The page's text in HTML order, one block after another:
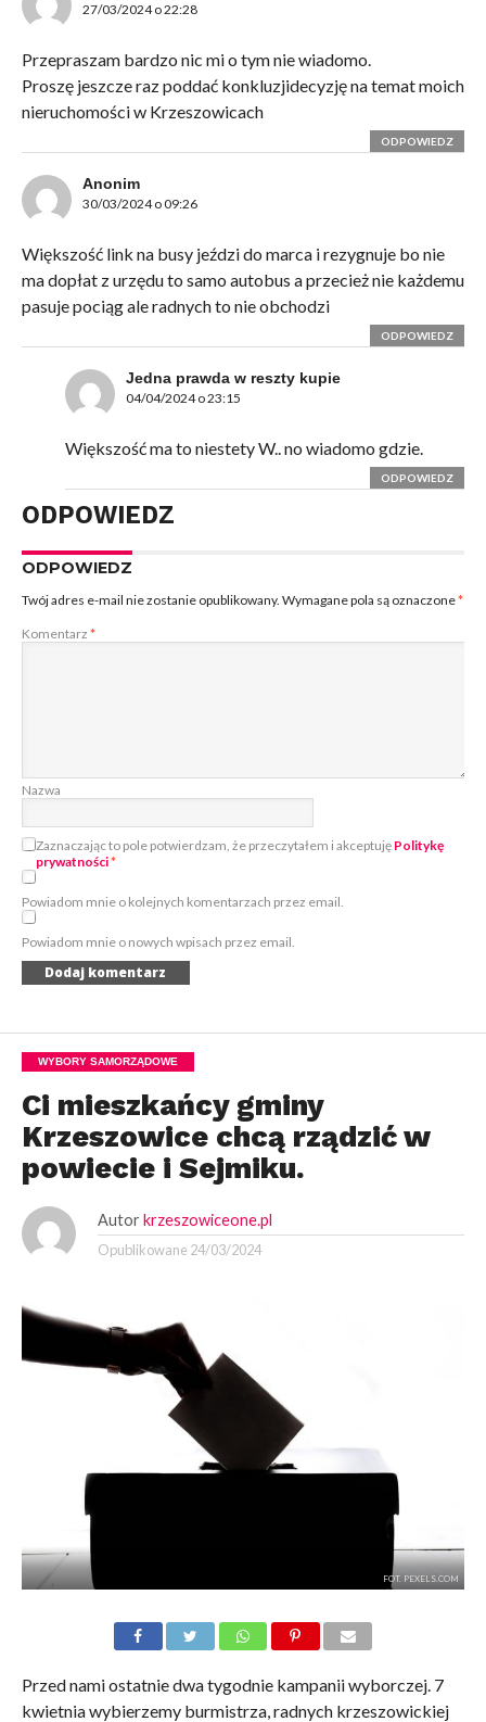
27/03/2024 o 22:28
Przepraszam bardzo nic mi o tym nie wiadomo.
Proszę jeszcze raz poddać konkluzjidecyzję na temat moich
nieruchomości w Krzeszowicach
ODPOWIEDZ
Anonim
30/03/2024 o 09:26
Większość link na busy jeździ do marca i rezygnuje bo nie
ma dopłat z urzędu to samo autobus a przecież nie każdemu
pasuje pociąg ale radnych to nie obchodzi
ODPOWIEDZ
Jedna prawda w reszty kupie
04/04/2024 o 23:15
Większość ma to niestety W.. no wiadomo gdzie.
ODPOWIEDZ
ODPOWIEDZ
ODPOWIEDZ
Twój adres e-mail nie zostanie opublikowany. Wymagane pola są oznaczone*
Komentarz *
Nazwa
Zaznaczając to pole potwierdzam, że przeczytałem i akceptuję Politykę
prywatności*
Powiadom mnie o kolejnych komentarzach przez email.
Powiadom mnie o nowych wpisach przez email.
WYBORY SAMORZĄDOWE
Ci mieszkańcy gminy
Krzeszowice chcą rządzić w
powiecie i Sejmiku.
Autor krzeszowiceone.pl
Opublikowane 24/03/2024
FOT. PEXELS.COM
Przed nami ostatnie dwa tygodnie kampanii wyborczej. 7
kwietnia wybierzemy burmistrza, radnych krzeszowickiej